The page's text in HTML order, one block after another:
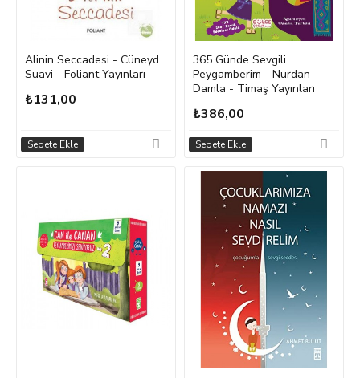
Alinin Seccadesi - Cüneyd
Suavi - Foliant Yayınları
₺131,00
Sepete Ekle
365 Günde Sevgili
Peygamberim - Nurdan
Damla - Timaş Yayınları
₺386,00
Sepete Ekle